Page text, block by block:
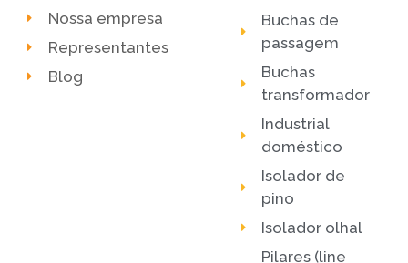
Nossa empresa
Representantes
Blog
Buchas de
passagem
Buchas
transformador
Industrial
doméstico
Isolador de
pino
Isolador olhal
Pilares (line